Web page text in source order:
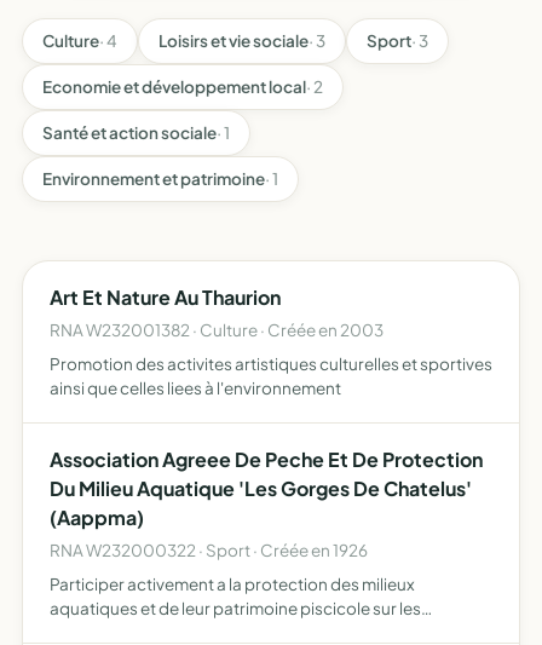
Culture· 4 Loisirs et vie sociale· 3 Sport· 3
Economie et développement local· 2
Santé et action sociale· 1
Environnement et patrimoine· 1
Art Et Nature Au Thaurion
RNA W232001382 · Culture · Créée en 2003
Promotion des activites artistiques culturelles et sportives
ainsi que celles liees à l'environnement
Association Agreee De Peche Et De Protection
Du Milieu Aquatique 'Les Gorges De Chatelus'
(Aappma)
RNA W232000322 · Sport · Créée en 1926
Participer activement a la protection des milieux
aquatiques et de leur patrimoine piscicole sur les